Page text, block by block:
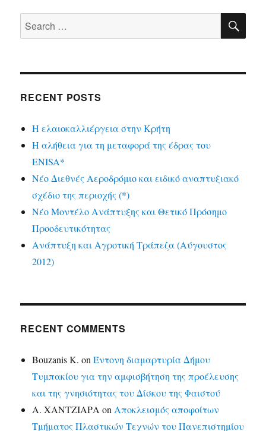
Search
for:
RECENT POSTS
Η ελαιοκαλλιέργεια στην Κρήτη
Η αλήθεια για τη μεταφορά της έδρας του
ENISA*
Νέο Διεθνές Αεροδρόμιο και ειδικό αναπτυξιακό
σχέδιο της περιοχής (*)
Νέο Μοντέλο Ανάπτυξης και Θετικό Πρόσημο
Προοδευτικότητας
Ανάπτυξη και Αγροτική Τράπεζα (Αύγουστος
2012)
RECENT COMMENTS
Bouzanis K. onΈντονη διαμαρτυρία Δήμου
Τυμπακίου για την αμφισβήτηση της προέλευσης
και της γνησιότητας του Δίσκου της Φαιστού
Α. ΧΑΝΤΖΙΑΡΑ on Αποκλεισμός αποφοίτων
Τμήματος Πλαστικών Τεχνών του Πανεπιστημίου